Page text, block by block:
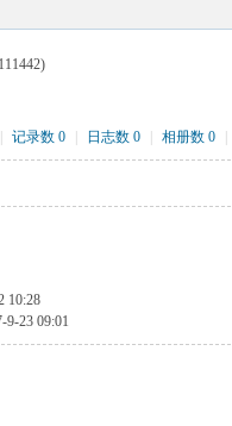
记录数 0 日志数 0 相册数 0
10:28
9-23 09:01